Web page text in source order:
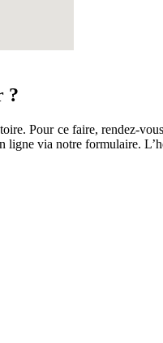
?
Pour ce faire, rendez-
via notre formulaire.